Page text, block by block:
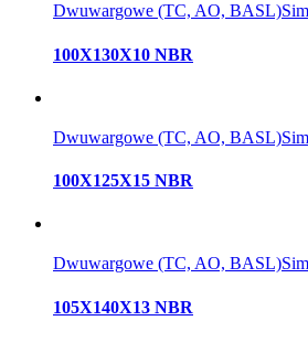
Dwuwargowe (TC, AO, BASL)
100X130X10 NBR
Dwuwargowe (TC, AO, BASL)
100X125X15 NBR
Dwuwargowe (TC, AO, BASL)
105X140X13 NBR